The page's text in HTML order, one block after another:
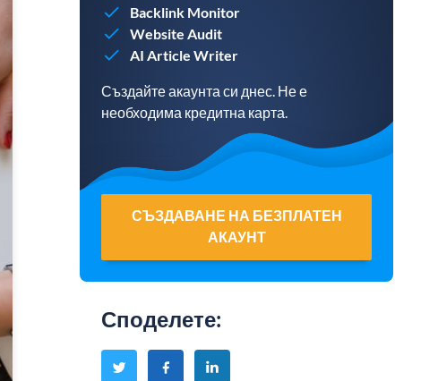
Backlink Monitor
Website Audit
AI Article Writer
Създайте акаунта си днес. Не е
необходима кредитна карта.
СЪЗДАВАНЕ НА БЕЗПЛАТЕН
АКАУНТ
Споделете: